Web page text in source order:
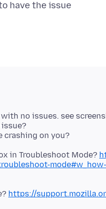
no issues. see
crashing on you?
in Troubleshoot Mode?
https://